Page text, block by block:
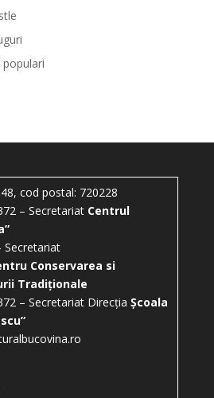
cod postal: 720228
– Secretariat Centrul
Secretariat
Conservarea si
Tradiționale
– Secretariat Direcția Școala